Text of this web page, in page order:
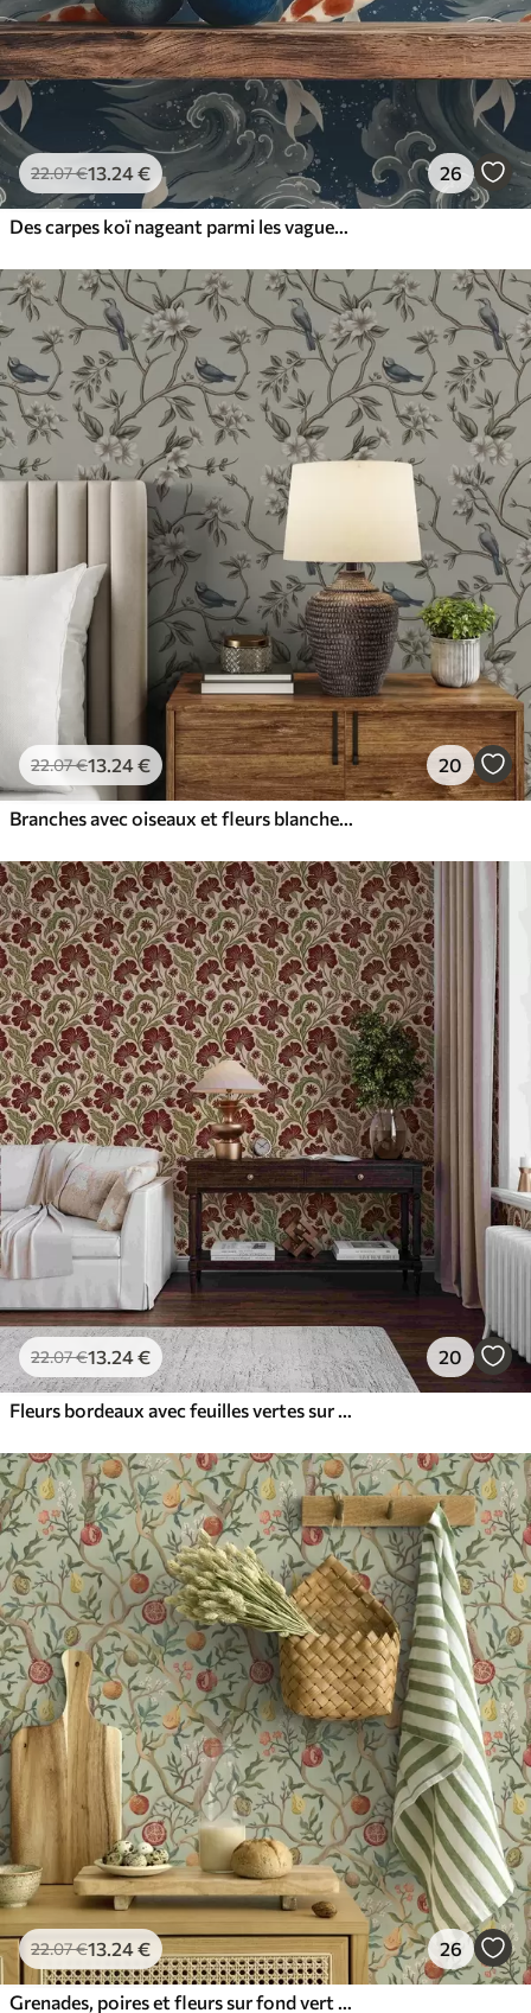
22.07€13.24€ 26
Des carpes koï nageant parmi les vagues spectaculaires de l'océan
22.07€13.24€ 20
Branches avec oiseaux et fleurs blanches sur un fond délicat
22.07€13.24€ 20
Fleurs bordeaux avec feuilles vertes sur fond clair
22.07€13.24€ 26
Grenades, poires et fleurs sur fond vert pâle